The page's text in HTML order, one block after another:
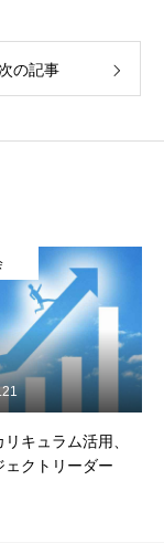
次の記事
キュラム活用、
ェクトリーダー